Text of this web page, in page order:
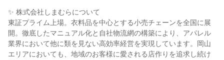
✨ 株式会社しまむらについて
東証プライム上場。衣料品を中心とする小売チェーンを全国に展
開。徹底したマニュアル化と自社物流網の構築により、アパレル
業界において他に類を見ない高効率経営を実現しています。岡山
エリアにおいても、地域のお客様に愛される店作りを追求し続け